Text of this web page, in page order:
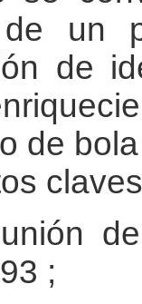
un
de
de
;